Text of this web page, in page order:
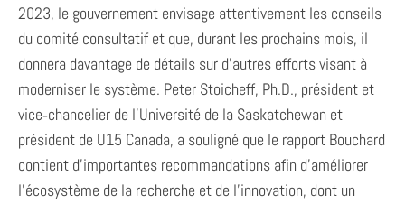
2023, le gouvernement envisage attentivement les conseils
du comité consultatif et que, durant les prochains mois, il
donnera davantage de détails sur d’autres efforts visant à
moderniser le système. Peter Stoicheff, Ph.D., président et
vice‑chancelier de l’Université de la Saskatchewan et
président de U15 Canada, a souligné que le rapport Bouchard
contient d’importantes recommandations afin d’améliorer
l’écosystème de la recherche et de l’innovation, dont un